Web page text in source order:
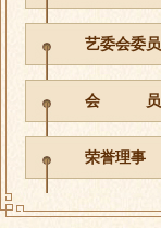
艺委会委员
会 员
荣誉理事